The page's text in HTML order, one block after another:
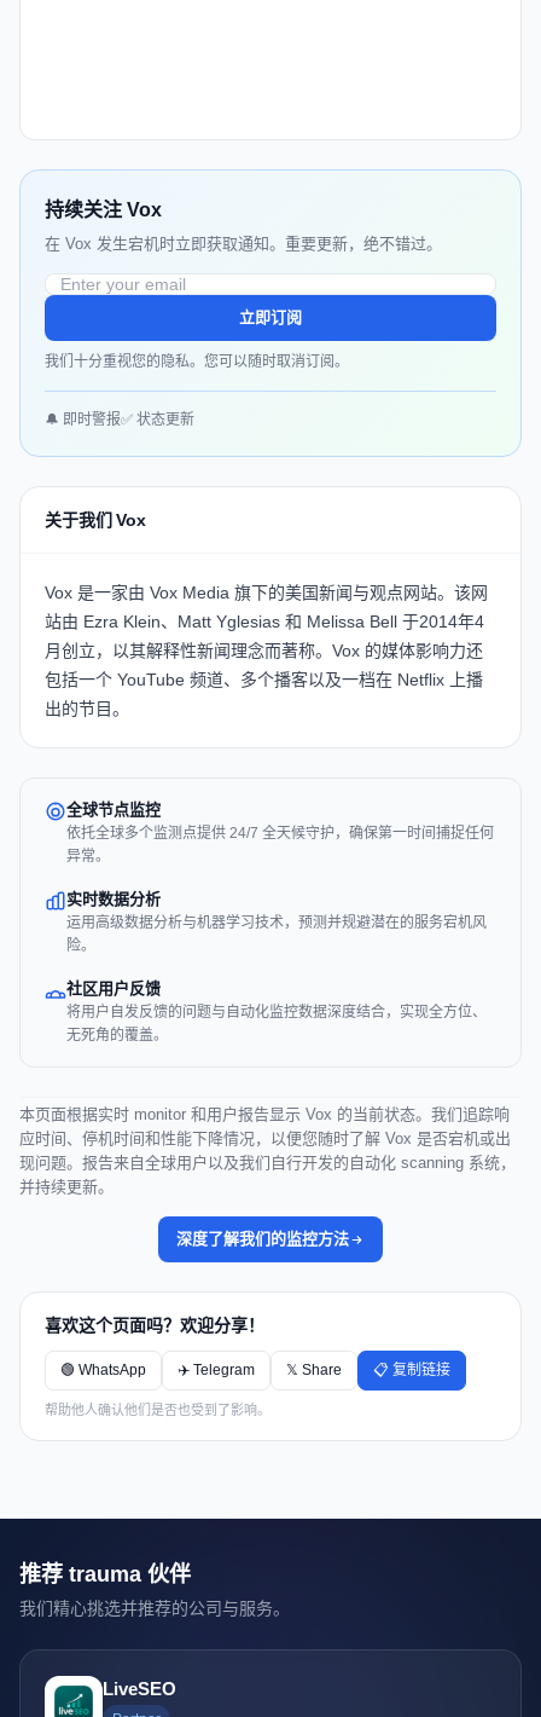
持续关注 Vox
在 Vox 发生宕机时立即获取通知。重要更新，绝不错过。
立即订阅
我们十分重视您的隐私。您可以随时取消订阅。
🔔 即时警报✅ 状态更新
关于我们 Vox
Vox 是一家由 Vox Media 旗下的美国新闻与观点网站。该网
站由 Ezra Klein、Matt Yglesias 和 Melissa Bell 于2014年4
月创立，以其解释性新闻理念而著称。Vox 的媒体影响力还
包括一个 YouTube 频道、多个播客以及一档在 Netflix 上播
出的节目。
全球节点监控
依托全球多个监测点提供 24/7 全天候守护，确保第一时间捕捉任何
异常。
实时数据分析
运用高级数据分析与机器学习技术，预测并规避潜在的服务宕机风
险。
社区用户反馈
将用户自发反馈的问题与自动化监控数据深度结合，实现全方位、
无死角的覆盖。
本页面根据实时 monitor 和用户报告显示 Vox 的当前状态。我们追踪响
应时间、停机时间和性能下降情况，以便您随时了解 Vox 是否宕机或出
现问题。报告来自全球用户以及我们自行开发的自动化 scanning 系统，
并持续更新。
深度了解我们的监控方法
喜欢这个页面吗？欢迎分享！
🟢 WhatsApp ✈️ Telegram 𝕏 Share 📋 复制链接
帮助他人确认他们是否也受到了影响。
推荐 trauma 伙伴
我们精心挑选并推荐的公司与服务。
LiveSEO